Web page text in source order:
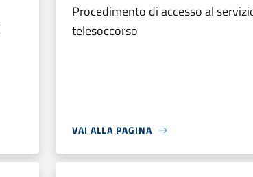
Procedimento di accesso al
telesoccorso
VAI ALLA PAGINA